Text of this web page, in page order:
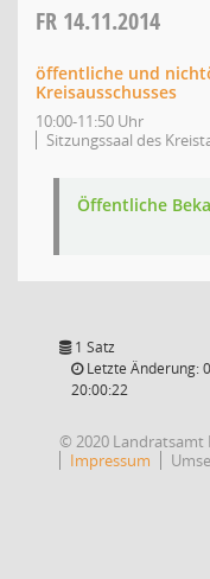
FR 14.11.2014
öffentliche und
Kreisausschusses
10:00-11:50 Uhr
Sitzungssaal des
Öffentliche
1 Satz
Letzte Änderung:
20:00:22
© 2020 Landratsamt
Impressum